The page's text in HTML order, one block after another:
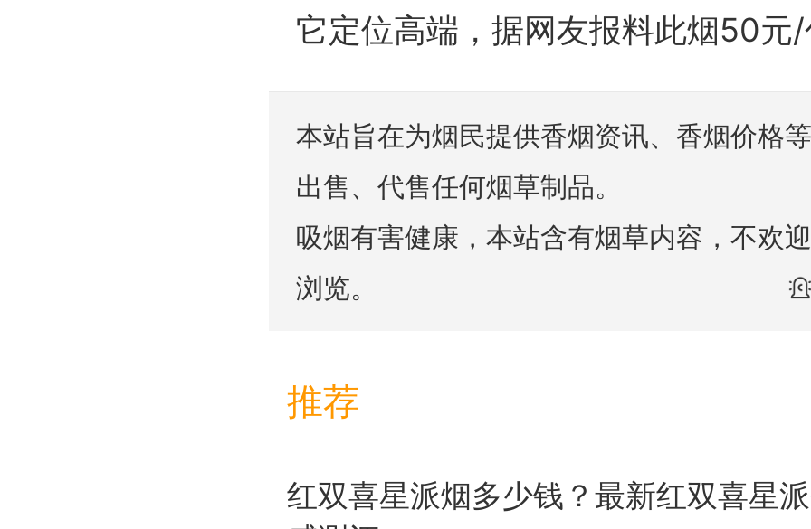
它定位高端，据网友报料此烟50元
本站旨在为烟民提供香烟资讯、香烟价格
出售、代售任何烟草制品。
吸烟有害健康，本站含有烟草内容，不欢
浏览。
推荐
红双喜星派烟多少钱？最新红双喜星